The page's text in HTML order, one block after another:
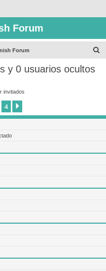
Forum
Forum
y 0 usuarios ocultos
invitados
4